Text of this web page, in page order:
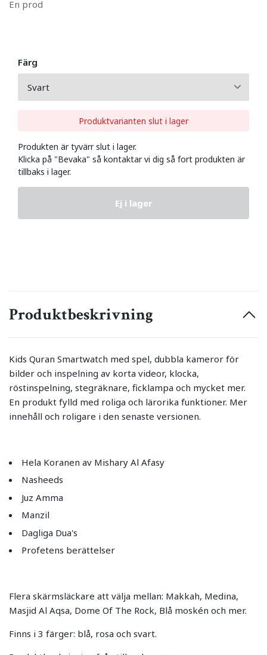
En prod
Färg
Produktvarianten slut i lager
Produkten är tyvärr slut i lager.
Klicka på "Bevaka" så kontaktar vi dig så fort produkten är
tillbaks i lager.
Ej i lager
Produktbeskrivning
Kids Quran Smartwatch med spel, dubbla kameror för
bilder och inspelning av korta videor, klocka,
röstinspelning, stegräknare, ficklampa och mycket mer.
En produkt fylld med roliga och lärorika funktioner. Mer
innehåll och roligare i den senaste versionen.
Hela Koranen av Mishary Al Afasy
Nasheeds
Juz Amma
Manzil
Dagliga Dua's
Profetens berättelser
Flera skärmsläckare att välja mellan: Makkah, Medina,
Masjid Al Aqsa, Dome Of The Rock, Blå moskén och mer.
Finns i 3 färger: blå, rosa och svart.